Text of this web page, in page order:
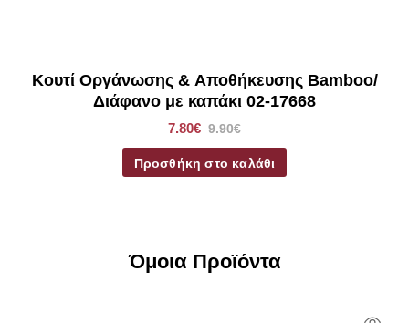
Κουτί Οργάνωσης & Αποθήκευσης Bamboo/
Διάφανο με καπάκι 02-17668
7.80€ 9.90€
Προσθήκη στο καλάθι
Όμοια Προϊόντα